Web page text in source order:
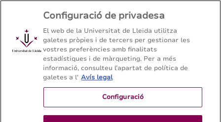
Màster en Sistema de Justícia Penal
Facultat de Dret, Economia i Turisme - Universitat de
Contacte
Configuració de privadesa
El web de la Universitat de Lleida utilitza
galetes pròpies i de tercers per gestionar les
vostres preferències amb finalitats
estadístiques i de màrqueting. Per a més
informació, consulteu l’apartat de política de
galetes a l' Avís legal
Configuració